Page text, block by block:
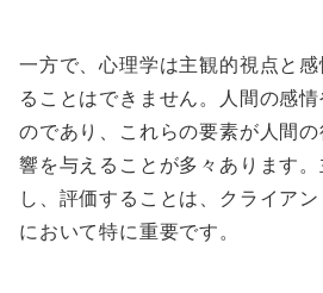
一方で、心理学は主観的視点と
ることはできません。人間の感
のであり、これらの要素が人間
響を与えることが多々あります
し、評価することは、クライア
において特に重要です。